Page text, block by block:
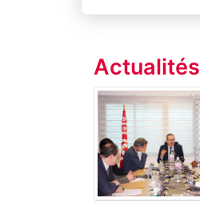
Actualités